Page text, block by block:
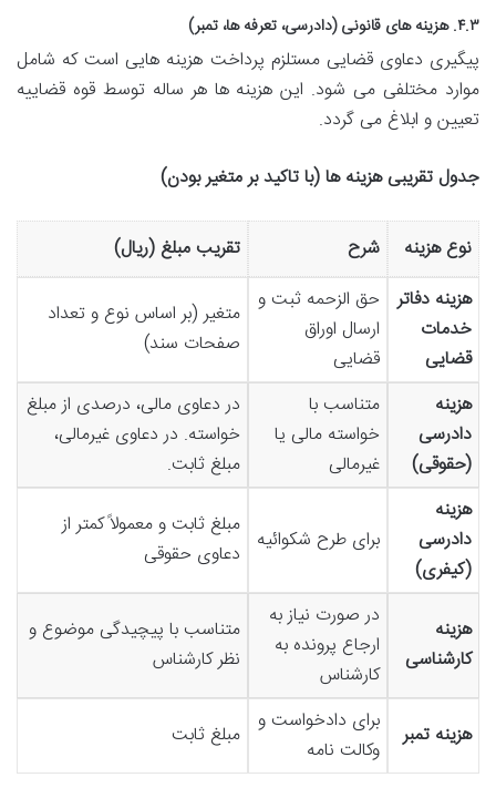
۴.۳. هزینه های قانونی (دادرسی، تعرفه ها، تمبر)
پیگیری دعاوی قضایی مستلزم پرداخت هزینه هایی است که شامل
موارد مختلفی می شود. این هزینه ها هر ساله توسط قوه قضاییه
تعیین و ابلاغ می گردد.
جدول تقریبی هزینه ها (با تاکید بر متغیر بودن)
نوع هزینه شرح
تقریب مبلغ (ریال)
هزینه دفاتر
خدمات
قضایی
حق الزحمه ثبت و
ارسال اوراق
قضایی
متغیر (بر اساس نوع و تعداد
صفحات سند)
هزینه
دادرسی
(حقوقی)
متناسب با
خواسته مالی یا
غیرمالی
در دعاوی مالی، درصدی از مبلغ
خواسته. در دعاوی غیرمالی،
مبلغ ثابت.
هزینه
دادرسی
(کیفری)
برای طرح شکوائیه
مبلغ ثابت و معمولاً کمتر از
دعاوی حقوقی
هزینه
کارشناسی
در صورت نیاز به
ارجاع پرونده به
کارشناس
متناسب با پیچیدگی موضوع و
نظر کارشناس
هزینه تمبر
برای دادخواست و
وکالت نامه
مبلغ ثابت